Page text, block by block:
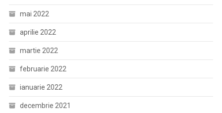
mai 2022
aprilie 2022
martie 2022
februarie 2022
ianuarie 2022
decembrie 2021